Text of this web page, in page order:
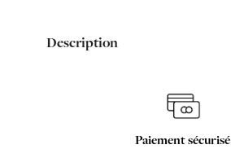
Description
Paiement sécurisé